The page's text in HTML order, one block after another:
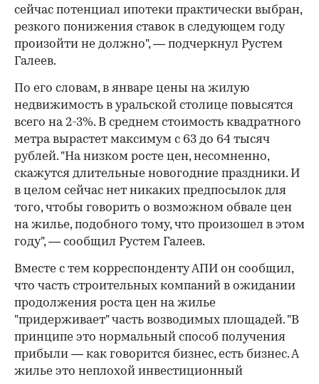
сейчас потенциал ипотеки практически выбран,
резкого понижения ставок в следующем году
произойти не должно", — подчеркнул Рустем
Галеев.
По его словам, в январе цены на жилую
недвижимость в уральской столице повысятся
всего на 2-3%. В среднем стоимость квадратного
метра вырастет максимум с 63 до 64 тысяч
рублей. "На низком росте цен, несомненно,
скажутся длительные новогодние праздники. И
в целом сейчас нет никаких предпосылок для
того, чтобы говорить о возможном обвале цен
на жилье, подобного тому, что произошел в этом
году", — сообщил Рустем Галеев.
Вместе с тем корреспонденту АПИ он сообщил,
что часть строительных компаний в ожидании
продолжения роста цен на жилье
"придерживает" часть возводимых площадей. "В
принципе это нормальный способ получения
прибыли — как говорится бизнес, есть бизнес. А
жилье это неплохой инвестиционный